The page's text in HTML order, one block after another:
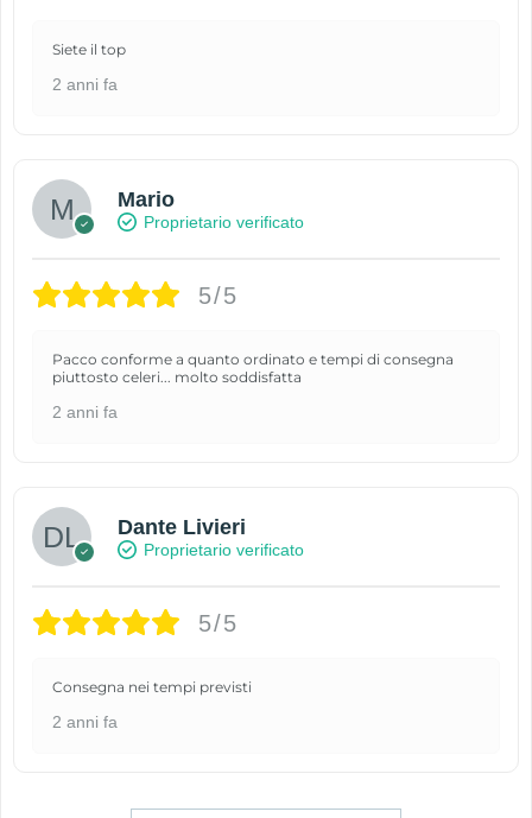
Siete il top
2 anni fa
Mario
Proprietario verificato
5/5
Pacco conforme a quanto ordinato e tempi di consegna
piuttosto celeri... molto soddisfatta
2 anni fa
Dante Livieri
Proprietario verificato
5/5
Consegna nei tempi previsti
2 anni fa